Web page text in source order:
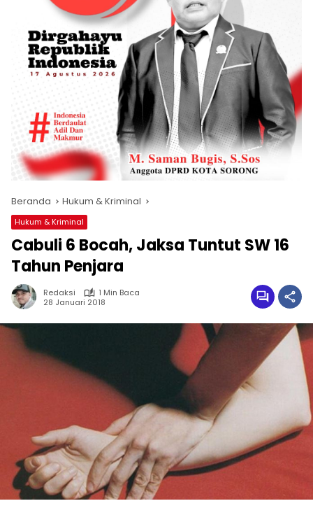
Beranda Hukum & Kriminal
Hukum & Kriminal
Cabuli 6 Bocah, Jaksa Tuntut SW 16
Tahun Penjara
Redaksi
1 Min Baca
28 Januari 2018